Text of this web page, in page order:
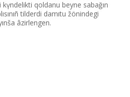
qoldanu beyne sabağın
tіlderdі damıtu žönіndegі
âzіrlengen.